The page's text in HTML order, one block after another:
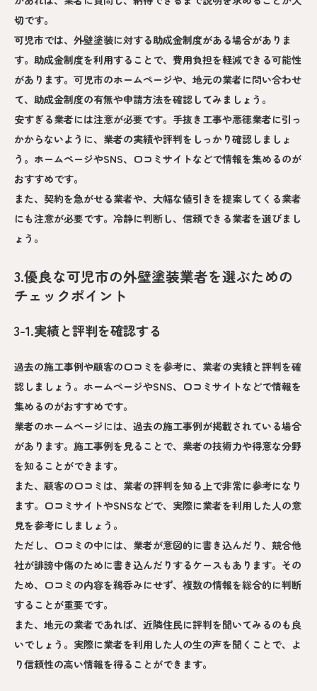
切です。
可児市では、外壁塗装に対する助成金制度がある場合がありま
す。助成金制度を利用することで、費用負担を軽減できる可能性
があります。可児市のホームページや、地元の業者に問い合わせ
て、助成金制度の有無や申請方法を確認してみましょう。
安すぎる業者には注意が必要です。手抜き工事や悪徳業者に引っ
かからないように、業者の実績や評判をしっかり確認しましょ
う。ホームページやSNS、口コミサイトなどで情報を集めるのが
おすすめです。
また、契約を急がせる業者や、大幅な値引きを提案してくる業者
にも注意が必要です。冷静に判断し、信頼できる業者を選びまし
ょう。
3.優良な可児市の外壁塗装業者を選ぶための
チェックポイント
3-1.実績と評判を確認する
過去の施工事例や顧客の口コミを参考に、業者の実績と評判を確
認しましょう。ホームページやSNS、口コミサイトなどで情報を
集めるのがおすすめです。
業者のホームページには、過去の施工事例が掲載されている場合
があります。施工事例を見ることで、業者の技術力や得意な分野
を知ることができます。
また、顧客の口コミは、業者の評判を知る上で非常に参考になり
ます。口コミサイトやSNSなどで、実際に業者を利用した人の意
見を参考にしましょう。
ただし、口コミの中には、業者が意図的に書き込んだり、競合他
社が誹謗中傷のために書き込んだりするケースもあります。その
ため、口コミの内容を鵜呑みにせず、複数の情報を総合的に判断
することが重要です。
また、地元の業者であれば、近隣住民に評判を聞いてみるのも良
いでしょう。実際に業者を利用した人の生の声を聞くことで、よ
り信頼性の高い情報を得ることができます。